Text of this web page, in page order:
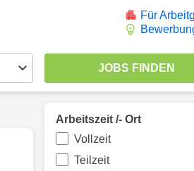
Für
Arbeitszeit /- Ort
Vollzeit
Teilzeit